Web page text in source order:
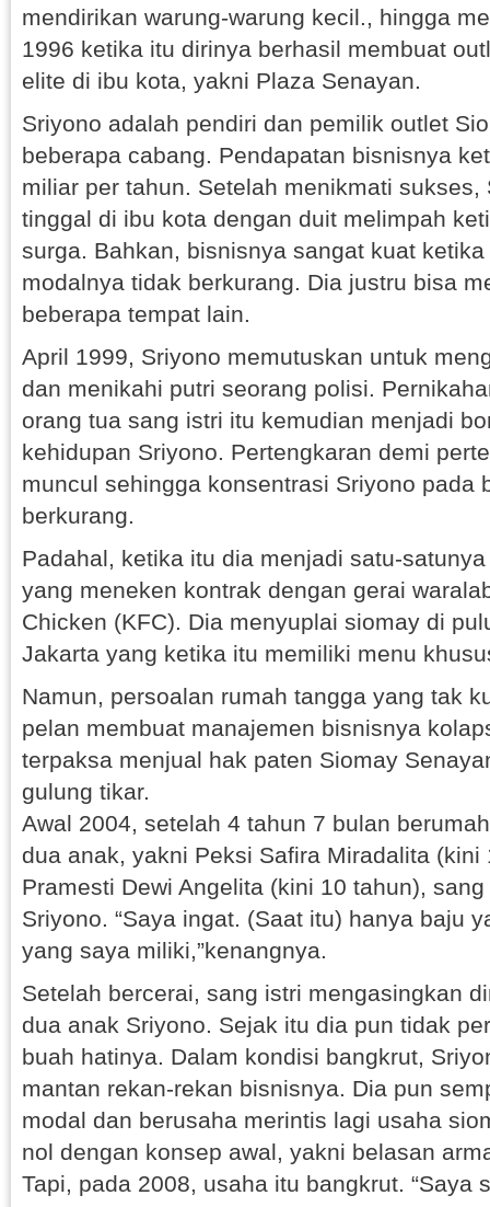
mendirikan warung-warung kecil., hingga
1996 ketika itu dirinya berhasil membuat
elite di ibu kota, yakni Plaza Senayan.
Sriyono adalah pendiri dan pemilik outlet
beberapa cabang. Pendapatan bisnisnya
miliar per tahun. Setelah menikmati sukses,
tinggal di ibu kota dengan duit melimpah
surga. Bahkan, bisnisnya sangat kuat
modalnya tidak berkurang. Dia justru bisa
beberapa tempat lain.
April 1999, Sriyono memutuskan untuk
dan menikahi putri seorang polisi.
orang tua sang istri itu kemudian menjadi
kehidupan Sriyono. Pertengkaran demi
muncul sehingga konsentrasi Sriyono pada
berkurang.
Padahal, ketika itu dia menjadi satu-
yang meneken kontrak dengan gerai
Chicken (KFC). Dia menyuplai siomay di
Jakarta yang ketika itu memiliki menu
Namun, persoalan rumah tangga yang tak
pelan membuat manajemen bisnisnya
terpaksa menjual hak paten Siomay
gulung tikar.
Awal 2004, setelah 4 tahun 7 bulan
dua anak, yakni Peksi Safira Miradalita (kini
Pramesti Dewi Angelita (kini 10 tahun),
Sriyono. “Saya ingat. (Saat itu) hanya baju
yang saya miliki,”kenangnya.
Setelah bercerai, sang istri mengasingkan
dua anak Sriyono. Sejak itu dia pun tidak
buah hatinya. Dalam kondisi bangkrut,
mantan rekan-rekan bisnisnya. Dia pun
modal dan berusaha merintis lagi usaha
nol dengan konsep awal, yakni belasan
Tapi, pada 2008, usaha itu bangkrut. “Saya